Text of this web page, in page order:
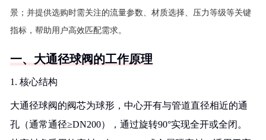
景；并提供选购时需关注的流量参数、材质选择、压力等级等关键
指标，帮助用户高效匹配需求。
一、大通径球阀的工作原理
1. 核心结构
大通径球阀的阀芯为球形，中心开有与管道直径相近的通
孔（通常通径≥DN200），通过旋转90°实现全开或全闭。